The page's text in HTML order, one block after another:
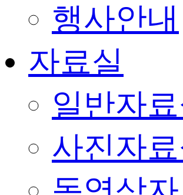
행사안내
자료실
일반자료
사진자료